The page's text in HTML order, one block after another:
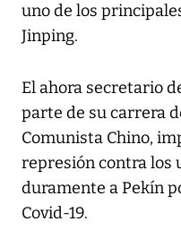
uno de los
Jinping.
El ahora secretario
parte de su carrera
Comunista Chino,
represión contra los
duramente a Pekín
Covid-19.